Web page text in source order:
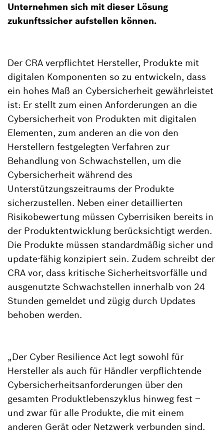
Unternehmen sich mit dieser Lösung
zukunftssicher aufstellen können.
Der CRA verpflichtet Hersteller, Produkte mit
digitalen Komponenten so zu entwickeln, dass
ein hohes Maß an Cybersicherheit gewährleistet
ist: Er stellt zum einen Anforderungen an die
Cybersicherheit von Produkten mit digitalen
Elementen, zum anderen an die von den
Herstellern festgelegten Verfahren zur
Behandlung von Schwachstellen, um die
Cybersicherheit während des
Unterstützungszeitraums der Produkte
sicherzustellen. Neben einer detaillierten
Risikobewertung müssen Cyberrisiken bereits in
der Produktentwicklung berücksichtigt werden.
Die Produkte müssen standardmäßig sicher und
update-fähig konzipiert sein. Zudem schreibt der
CRA vor, dass kritische Sicherheitsvorfälle und
ausgenutzte Schwachstellen innerhalb von 24
Stunden gemeldet und zügig durch Updates
behoben werden.
„Der Cyber Resilience Act legt sowohl für
Hersteller als auch für Händler verpflichtende
Cybersicherheitsanforderungen über den
gesamten Produktlebenszyklus hinweg fest –
und zwar für alle Produkte, die mit einem
anderen Gerät oder Netzwerk verbunden sind.